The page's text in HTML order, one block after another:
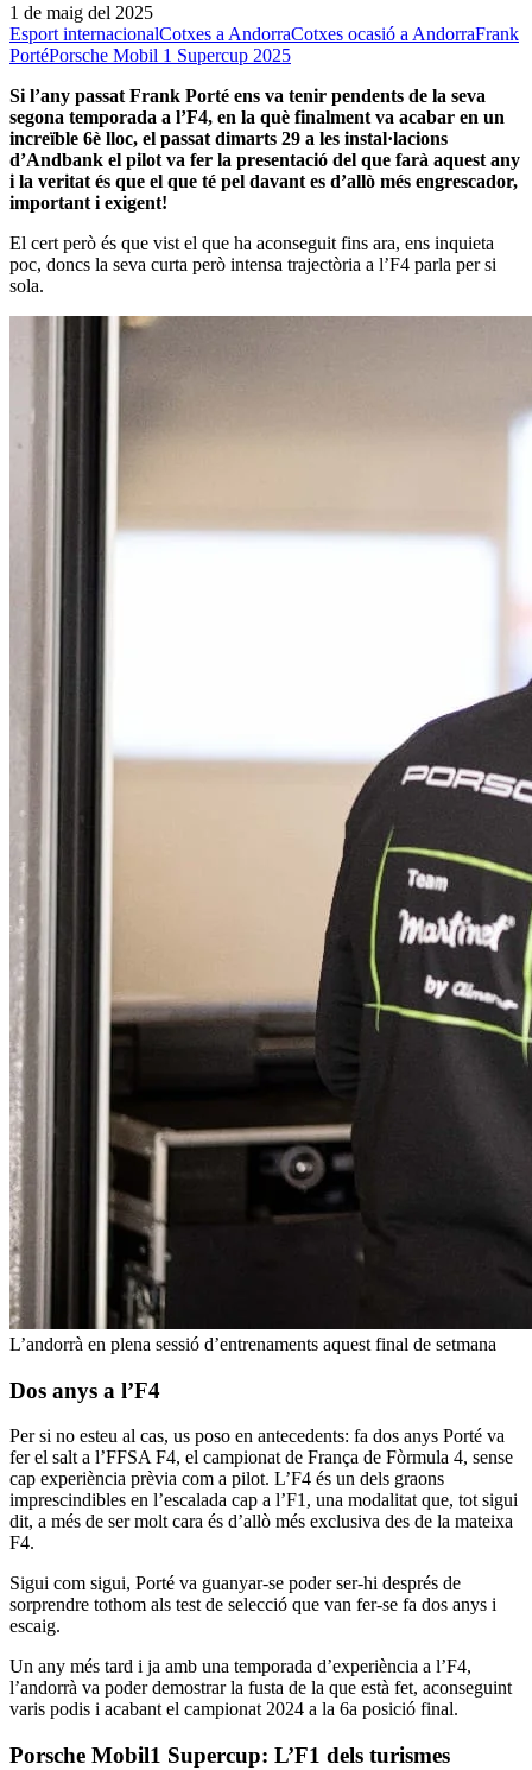
1 de maig del 2025
Esport internacionalCotxes a AndorraCotxes ocasió a AndorraFrank
PortéPorsche Mobil 1 Supercup 2025
Si l’any passat Frank Porté ens va tenir pendents de la seva
segona temporada a l’F4, en la què finalment va acabar en un
increïble 6è lloc, el passat dimarts 29 a les instal·lacions
d’Andbank el pilot va fer la presentació del que farà aquest any
i la veritat és que el que té pel davant es d’allò més engrescador,
important i exigent!
El cert però és que vist el que ha aconseguit fins ara, ens inquieta
poc, doncs la seva curta però intensa trajectòria a l’F4 parla per si
sola.
L’andorrà en plena sessió d’entrenaments aquest final de setmana
Dos anys a l’F4
Per si no esteu al cas, us poso en antecedents: fa dos anys Porté va
fer el salt a l’FFSA F4, el campionat de França de Fòrmula 4, sense
cap experiència prèvia com a pilot. L’F4 és un dels graons
imprescindibles en l’escalada cap a l’F1, una modalitat que, tot sigui
dit, a més de ser molt cara és d’allò més exclusiva des de la mateixa
F4.
Sigui com sigui, Porté va guanyar-se poder ser-hi després de
sorprendre tothom als test de selecció que van fer-se fa dos anys i
escaig.
Un any més tard i ja amb una temporada d’experiència a l’F4,
l’andorrà va poder demostrar la fusta de la que està fet, aconseguint
varis podis i acabant el campionat 2024 a la 6a posició final.
Porsche Mobil1 Supercup: L’F1 dels turismes